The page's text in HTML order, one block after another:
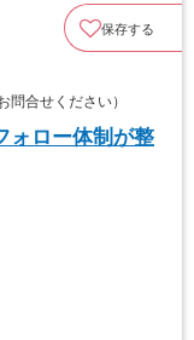
保存する
合せください）
ォロー体制が整